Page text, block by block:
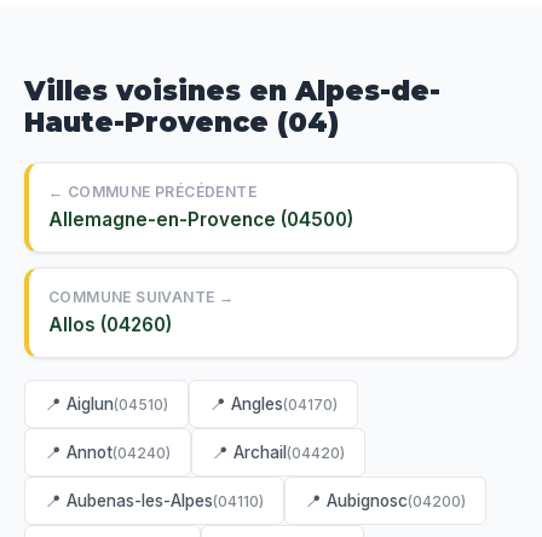
Villes voisines en Alpes-de-
Haute-Provence (04)
← COMMUNE PRÉCÉDENTE
Allemagne-en-Provence (04500)
COMMUNE SUIVANTE →
Allos (04260)
📍 Aiglun(04510) 📍 Angles(04170)
📍 Annot(04240) 📍 Archail (04420)
📍 Aubenas-les-Alpes(04110) 📍 Aubignosc(04200)